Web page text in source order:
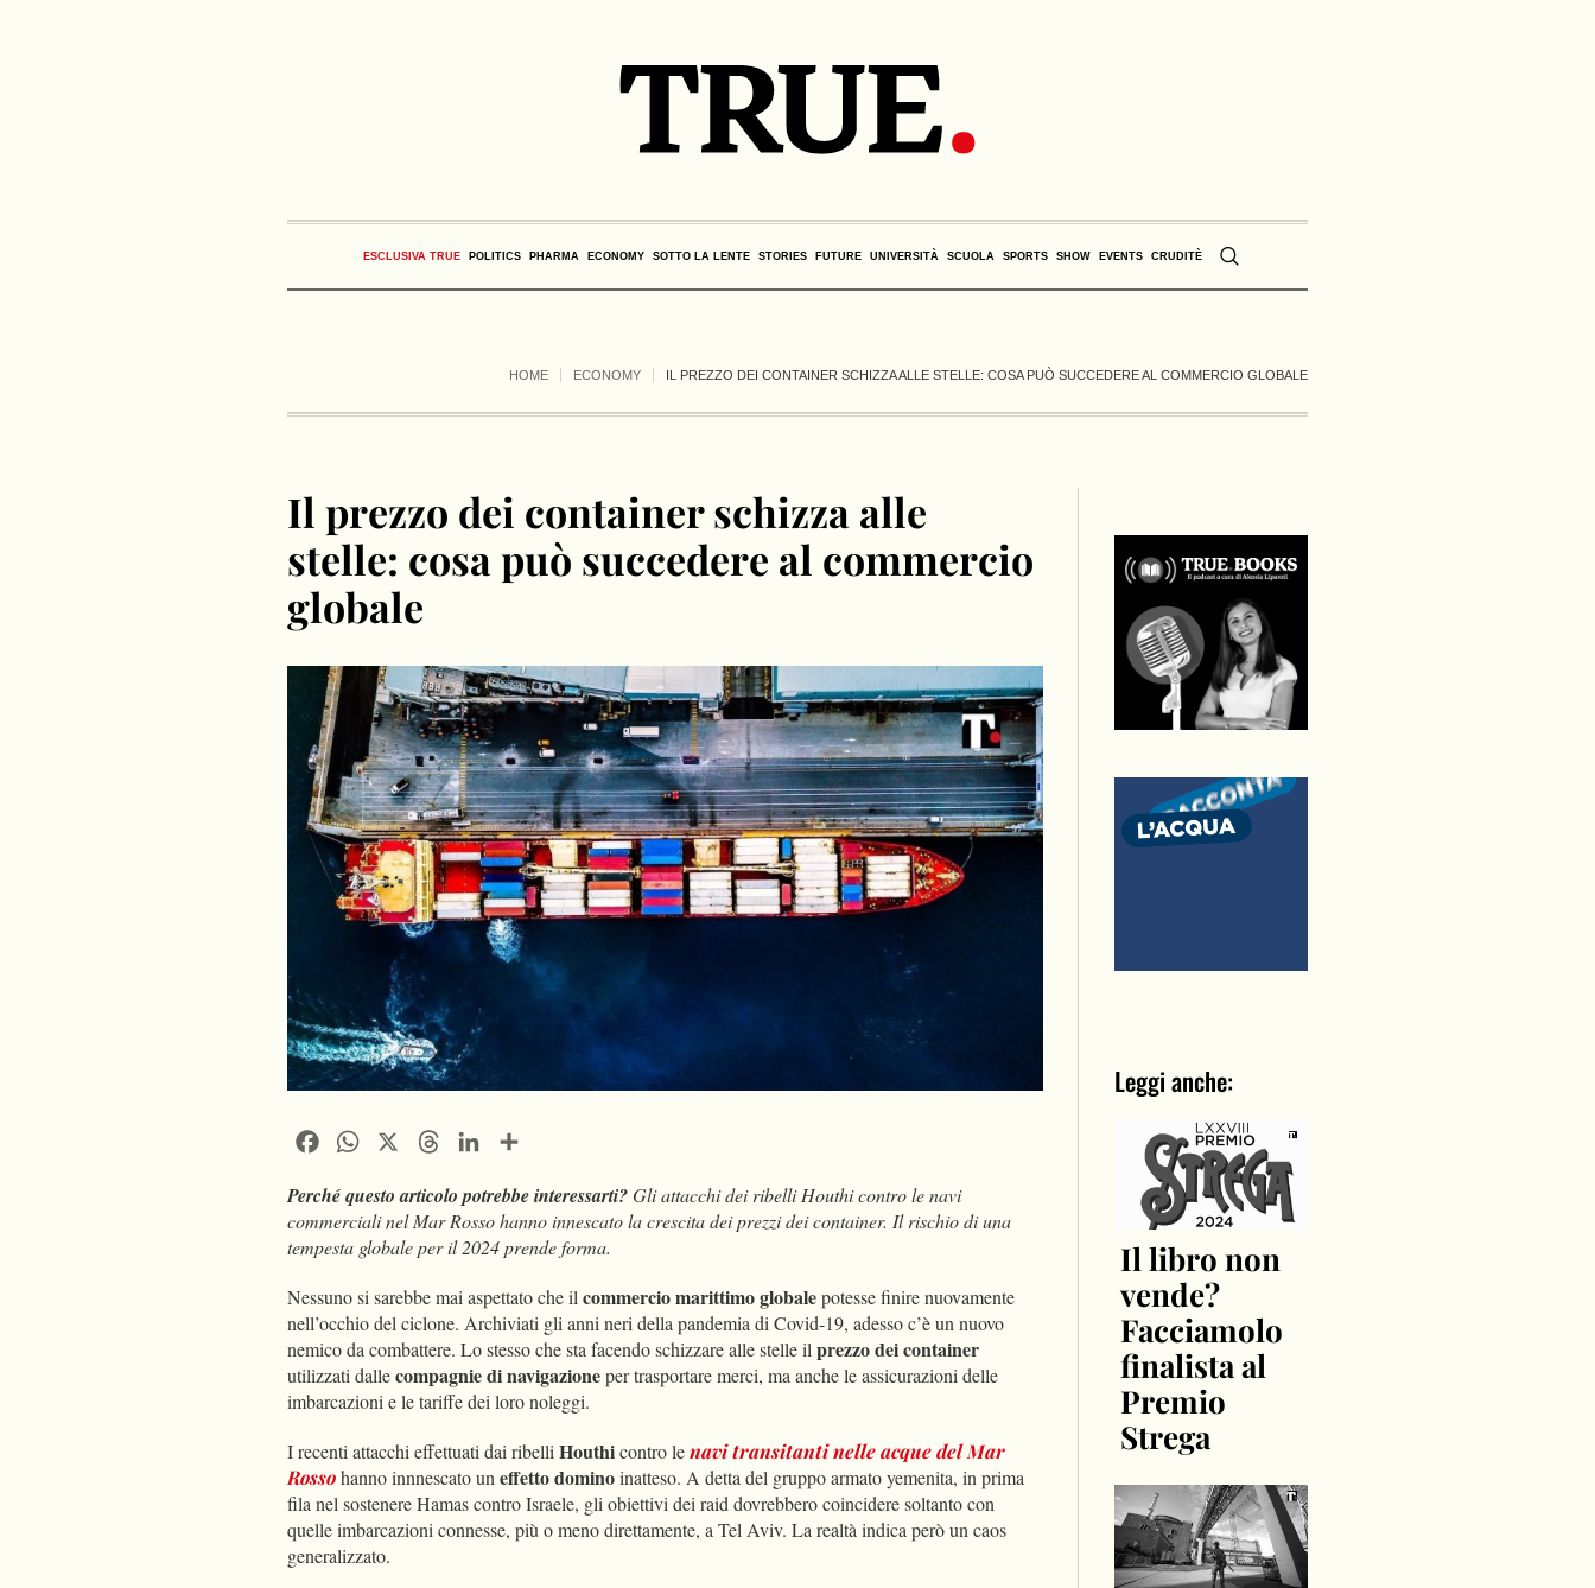
ESCLUSIVA TRUE POLITICS PHARMA ECONOMY SOTTO LA LENTE STORIES FUTURE UNIVERSITÀ SCUOLA SPORTS SHOW EVENTS CRUDITÈ
HOME ECONOMY IL PREZZO DEI CONTAINER SCHIZZA ALLE STELLE: COSA PUÒ SUCCEDERE AL COMMERCIO GLOBALE
Il prezzo dei container schizza alle
stelle: cosa può succedere al commercio
globale
FacebookWhatsApp ThreadsLinkedIn
Perché questo articolo potrebbe interessarti?Gli attacchi dei ribelli Houthi contro le navi
commerciali nel Mar Rosso hanno innescato la crescita dei prezzi dei container. Il rischio di una
tempesta globale per il 2024 prende forma.
Nessuno si sarebbe mai aspettato che ilcommercio marittimo globalepotesse finire nuovamente
nell’occhio del ciclone. Archiviati gli anni neri della pandemia di Covid-19, adesso c’è un nuovo
nemico da combattere. Lo stesso che sta facendo schizzare alle stelle ilprezzo dei container
utilizzati dallecompagnie di navigazioneper trasportare merci, ma anche le assicurazioni delle
imbarcazioni e le tariffe dei loro noleggi.
I recenti attacchi effettuati dai ribelliHouthicontro lenavi transitanti nelle acque del Mar
Rossohanno innnescato uneffetto dominoinatteso. A detta del gruppo armato yemenita, in prima
fila nel sostenere Hamas contro Israele, gli obiettivi dei raid dovrebbero coincidere soltanto con
quelle imbarcazioni connesse, più o meno direttamente, a Tel Aviv. La realtà indica però un caos
generalizzato.
Leggi anche:
Il libro non
vende?
Facciamolo
finalista al
Premio
Strega